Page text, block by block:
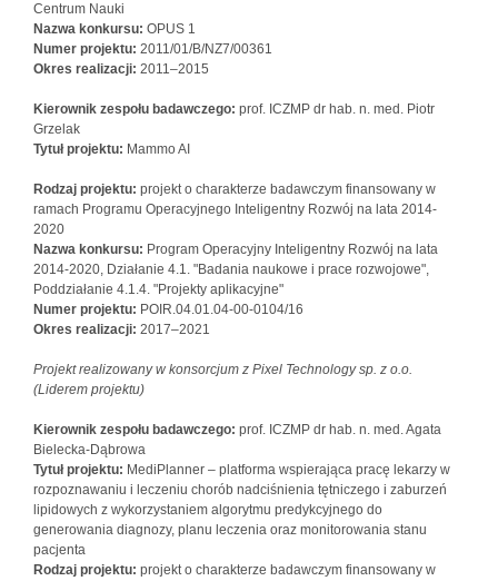
Centrum Nauki
Nazwa konkursu: OPUS 1
Numer projektu: 2011/01/B/NZ7/00361
Okres realizacji: 2011–2015
Kierownik zespołu badawczego: prof. ICZMP dr hab. n. med. Piotr
Grzelak
Tytułprojektu: Mammo AI
Rodzaj projektu: projekt o charakterze badawczym finansowany w
ramach Programu Operacyjnego Inteligentny Rozwój na lata 2014-
2020
Nazwa konkursu: Program Operacyjny Inteligentny Rozwój na lata
2014-2020, Działanie 4.1. "Badania naukowe i prace rozwojowe",
Poddziałanie 4.1.4. "Projekty aplikacyjne"
Numer projektu: POIR.04.01.04-00-0104/16
Okres realizacji: 2017–2021
Projekt realizowany w konsorcjum z Pixel Technology sp. z o.o.
(Liderem projektu)
Kierownik zespołu badawczego: prof. ICZMP dr hab. n. med. Agata
Bielecka-Dąbrowa
Tytuł projektu: MediPlanner – platforma wspierająca pracę lekarzy w
rozpoznawaniu i leczeniu chorób nadciśnienia tętniczego i zaburzeń
lipidowych z wykorzystaniem algorytmu predykcyjnego do
generowania diagnozy, planu leczenia oraz monitorowania stanu
pacjenta
Rodzaj projektu: projekt o charakterze badawczym finansowany w